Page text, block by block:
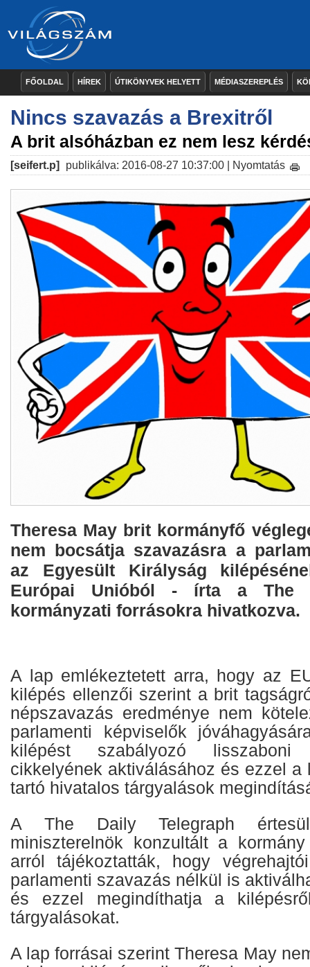
FŐOLDAL HÍREK ÚTIKÖNYVEK HELYETT MÉDIASZEREPLÉS
Nincs szavazás a Brexitről
A brit alsóházban ez nem lesz
[seifert.p] publikálva: 2016-08-27 10:37:00 | Nyomtatás
Theresa May brit kormányfő
nem bocsátja szavazásra a
az Egyesült Királyság
Európai Unióból - írta a The
kormányzati forrásokra hivatkozva.
A lap emlékeztetett arra, hogy az
kilépés ellenzői szerint a brit
népszavazás eredménye nem
parlamenti képviselők
kilépést szabályozó
cikkelyének aktiválásához és ezzel a
tartó hivatalos tárgyalások
A The Daily Telegraph
miniszterelnök konzultált a
arról tájékoztatták, hogy
parlamenti szavazás nélkül is
és ezzel megindíthatja a
tárgyalásokat.
A lap forrásai szerint Theresa May